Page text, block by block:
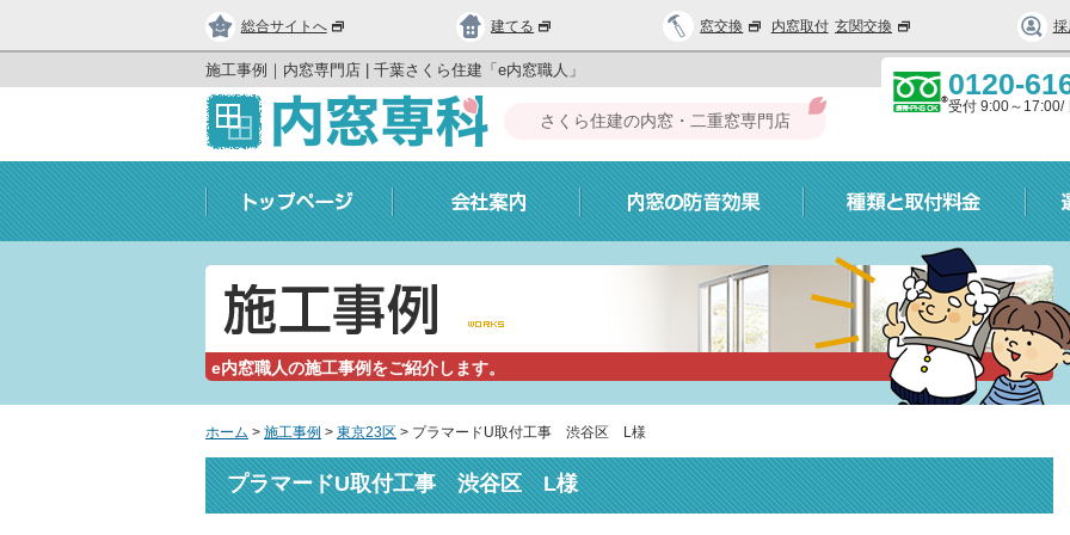
総合サイトへ 建てる 窓交換 内窓取付 玄関交換 採
施工事例｜内窓専門店 | 千葉さくら住建「e内窓職人」
さくら住建の内窓・二重窓専門店
0120-
受付 9:00～17:00/
e内窓職人の施工事例をご紹介します。
ホーム > 施工事例 > 東京23区 > プラマードU取付工事 渋谷区 L様
プラマードU取付工事 渋谷区 L様